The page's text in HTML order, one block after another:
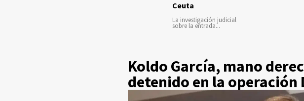
Ceuta
La investigación judicial
sobre la entrada...
Koldo García, mano
detenido en la operación